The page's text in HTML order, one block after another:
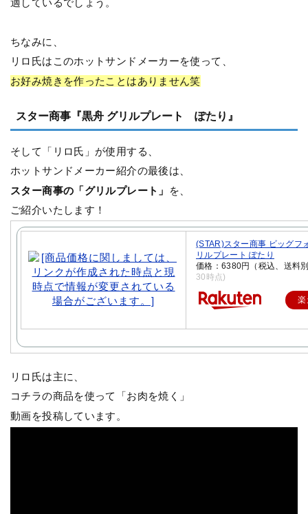
ちなみに、
リロ氏はこのホットサンドメーカーを使って、
お好み焼きを作ったことはありません笑
スター商事『黒舟 グリルプレート ぽたり』
そして「リロ氏」が使用する、
ホットサンドメーカー紹介の最後は、
スター商事の「グリルプレート」
を、
ご紹介いたします！
(STAR)スター商事 ビッグフ
リルプレート ぽたり
価格：6380円（税込、送料
30時点)
リロ氏は主に、
コチラの商品を使って「お肉を焼く」
動画を投稿しています。